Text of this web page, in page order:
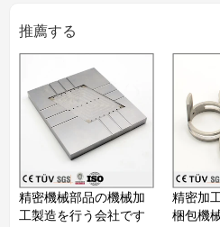
ジ、高さゲージ、
00級大理石定番、栓ゲージ、
道具を揃っております。
部品が全数検査を行っており
○日本語と英語にも対応でき
○弊社は輸出ライセンスを持っ
○OEM: 可
○最小ロット数:1 pcs納期:発
○引渡し条件:FOB dalian、CIF、
○支払い条件:T/T、Paypal
○決済可能な通貨:日本円、米
○その他の条件:仕様書:有 、包
有 、サンプル提供:有
推薦する
精密機械部品の機械加
工製造を行う会社です
精密加
梱包機